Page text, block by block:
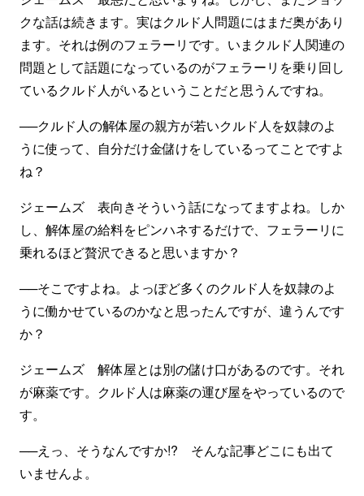
クな話は続きます。実はクルド人問題にはまだ奥があり
ます。それは例のフェラーリです。いまクルド人関連の
問題として話題になっているのがフェラーリを乗り回し
ているクルド人がいるということだと思うんですね。
──クルド人の解体屋の親方が若いクルド人を奴隷のよ
うに使って、自分だけ金儲けをしているってことですよ
ね？
ジェームズ 表向きそういう話になってますよね。しか
し、解体屋の給料をピンハネするだけで、フェラーリに
乗れるほど贅沢できると思いますか？
──そこですよね。よっぽど多くのクルド人を奴隷のよ
うに働かせているのかなと思ったんですが、違うんです
か？
ジェームズ 解体屋とは別の儲け口があるのです。それ
が麻薬です。クルド人は麻薬の運び屋をやっているので
す。
──えっ、そうなんですか!? そんな記事どこにも出て
いませんよ。